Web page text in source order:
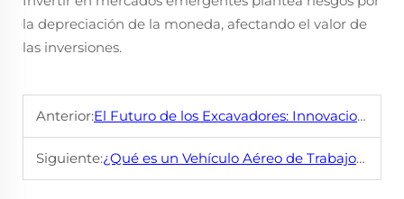
la depreciación de la moneda, afectando el valor de
las inversiones.
Anterior:El Futuro de los Excavadores: Innovaciones por Esperar
Siguiente:¿Qué es un Vehículo Aéreo de Trabajo y Para Qué Se Utiliza?